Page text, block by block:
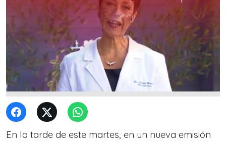
En la tarde de este martes, en un nueva emisión